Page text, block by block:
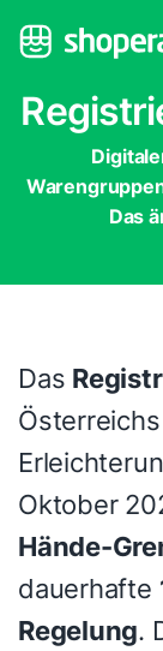
Das
Das
Oktober
Hände-
dauerhafte
Regelung.